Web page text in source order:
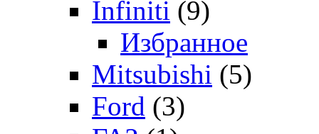
Infiniti (9)
Избранное
Mitsubishi (5)
Ford (3)